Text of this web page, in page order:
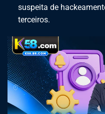
suspeita de
terceiros.